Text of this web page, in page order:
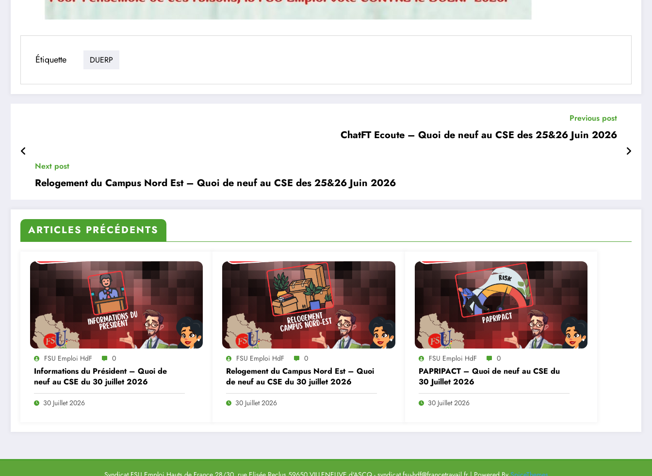
Étiquette DUERP
Previous post
ChatFT Ecoute – Quoi de neuf au CSE des 25&26 Juin 2026
Next post
Relogement du Campus Nord Est – Quoi de neuf au CSE des 25&26 Juin 2026
ARTICLES PRÉCÉDENTS
FSU Emploi HdF 0
Informations du Président – Quoi de
neuf au CSE du 30 juillet 2026
30 Juillet 2026
FSU Emploi HdF 0
Relogement du Campus Nord Est – Quoi
de neuf au CSE du 30 juillet 2026
30 Juillet 2026
FSU Emploi HdF 0
PAPRIPACT – Quoi de neuf au CSE du
30 Juillet 2026
30 Juillet 2026